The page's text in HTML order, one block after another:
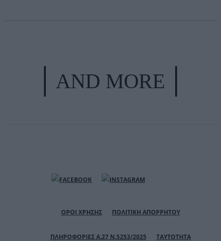
AND MORE
ΟΡΟΙ ΧΡΗΣΗΣ ΠΟΛΙΤΙΚΗ ΑΠΟΡΡΗΤΟΥ
ΠΛΗΡΟΦΟΡΙΕΣ Α.27 Ν.5253/2025 ΤΑΥΤΟΤΗΤΑ